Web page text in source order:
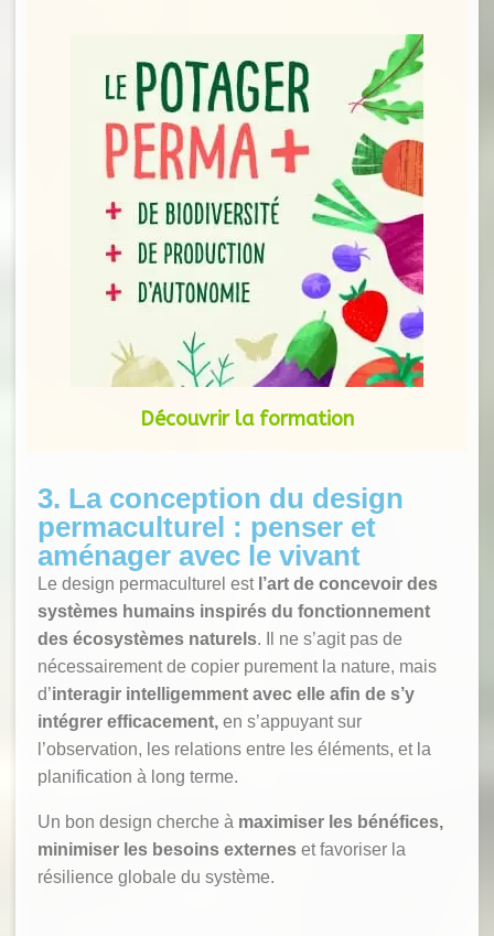
Découvrir la formation
3. La conception du design
permaculturel : penser et
aménager avec le vivant
Le design permaculturel est l’art de concevoir des
systèmes humains inspirés du fonctionnement
des écosystèmes naturels. Il ne s’agit pas de
nécessairement de copier purement la nature, mais
d’interagir intelligemment avec elle afin de s’y
intégrer efficacement, en s’appuyant sur
l’observation, les relations entre les éléments, et la
planification à long terme.
Un bon design cherche à maximiser les bénéfices,
minimiser les besoins externes et favoriser la
résilience globale du système.